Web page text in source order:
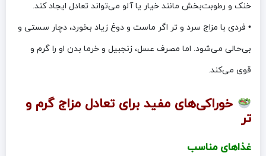
خنک و رطوبت‌بخش مانند خیار یا آلو می‌تواند تعادل ایجاد کند.
• فردی با مزاج سرد و تر اگر ماست و دوغ زیاد بخورد، دچار سستی و
بی‌حالی می‌شود. اما مصرف عسل، زنجبیل و خرما بدن او را گرم و
قوی می‌کند.
خوراکی‌های مفید برای تعادل مزاج گرم و
تر
غذاهای مناسب